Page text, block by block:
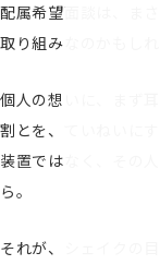
配属希望面談は、ま
取り組みなのかもしれ
個人の想いに、まず
割とを、ていねいに
装置ではなく、その
ら。
それが、シェイクの目